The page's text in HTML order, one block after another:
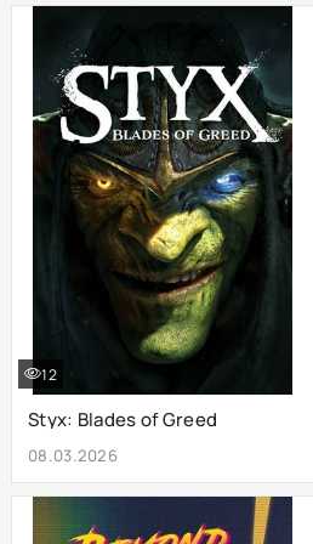
Styx: Blades of Greed
08.03.2026
12